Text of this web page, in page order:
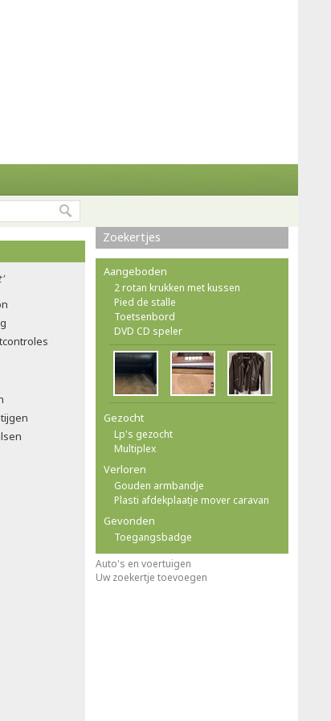
Zoekertjes
Aangeboden
2 rotan krukken met kussen
Pied de stalle
Toetsenbord
DVD CD speler
Gezocht
Lp's gezocht
Multiplex
Verloren
Gouden armbandje
Plasti afdekplaatje mover caravan
Gevonden
Toegangsbadge
Auto's en voertuigen
Uw zoekertje toevoegen